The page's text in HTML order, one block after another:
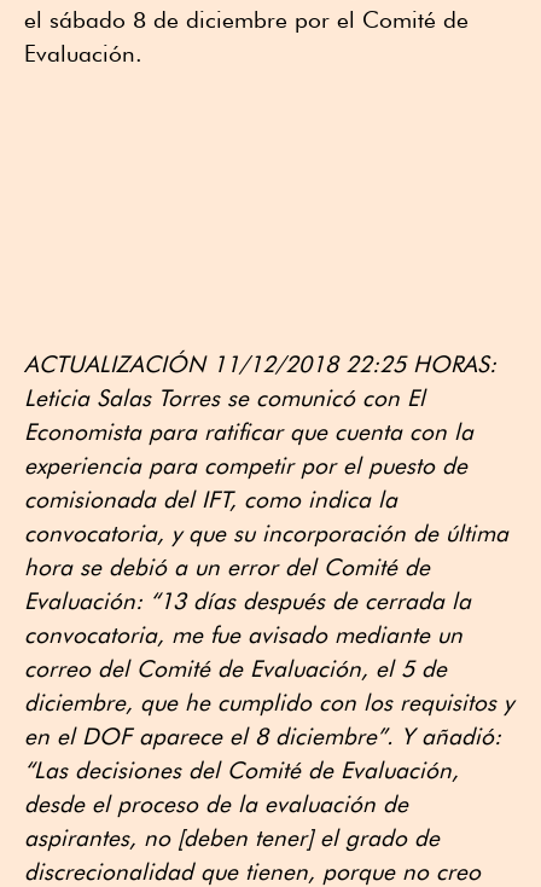
el sábado 8 de diciembre por el Comité de
Evaluación.
ACTUALIZACIÓN 11/12/2018 22:25 HORAS:
Leticia Salas Torres se comunicó con El
Economista para ratificar que cuenta con la
experiencia para competir por el puesto de
comisionada del IFT, como indica la
convocatoria, y que su incorporación de última
hora se debió a un error del Comité de
Evaluación: “13 días después de cerrada la
convocatoria, me fue avisado mediante un
correo del Comité de Evaluación, el 5 de
diciembre, que he cumplido con los requisitos y
en el DOF aparece el 8 diciembre”. Y añadió:
“Las decisiones del Comité de Evaluación,
desde el proceso de la evaluación de
aspirantes, no [deben tener] el grado de
discrecionalidad que tienen, porque no creo